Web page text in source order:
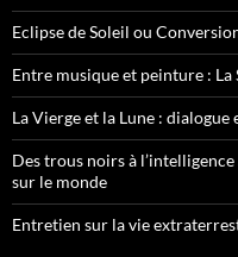
Eclipse de Soleil ou
Entre musique et peinture :
La Vierge et la Lune :
Des trous noirs à
sur le monde
Entretien sur la vie